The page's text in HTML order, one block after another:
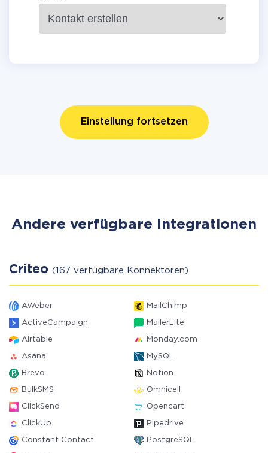
Einstellung fortsetzen
Andere verfügbare Integrationen
Criteo (167 verfügbare Konnektoren)
AWeber MailChimp
ActiveCampaign MailerLite
Airtable Monday.com
Asana MySQL
Brevo Notion
BulkSMS Omnicell
ClickSend Opencart
ClickUp Pipedrive
Constant Contact PostgreSQL